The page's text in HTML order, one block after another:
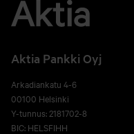
Aktia Pankki Oyj
Arkadiankatu 4-6
00100 Helsinki
Y-tunnus: 2181702-8
BIC: HELSFIHH